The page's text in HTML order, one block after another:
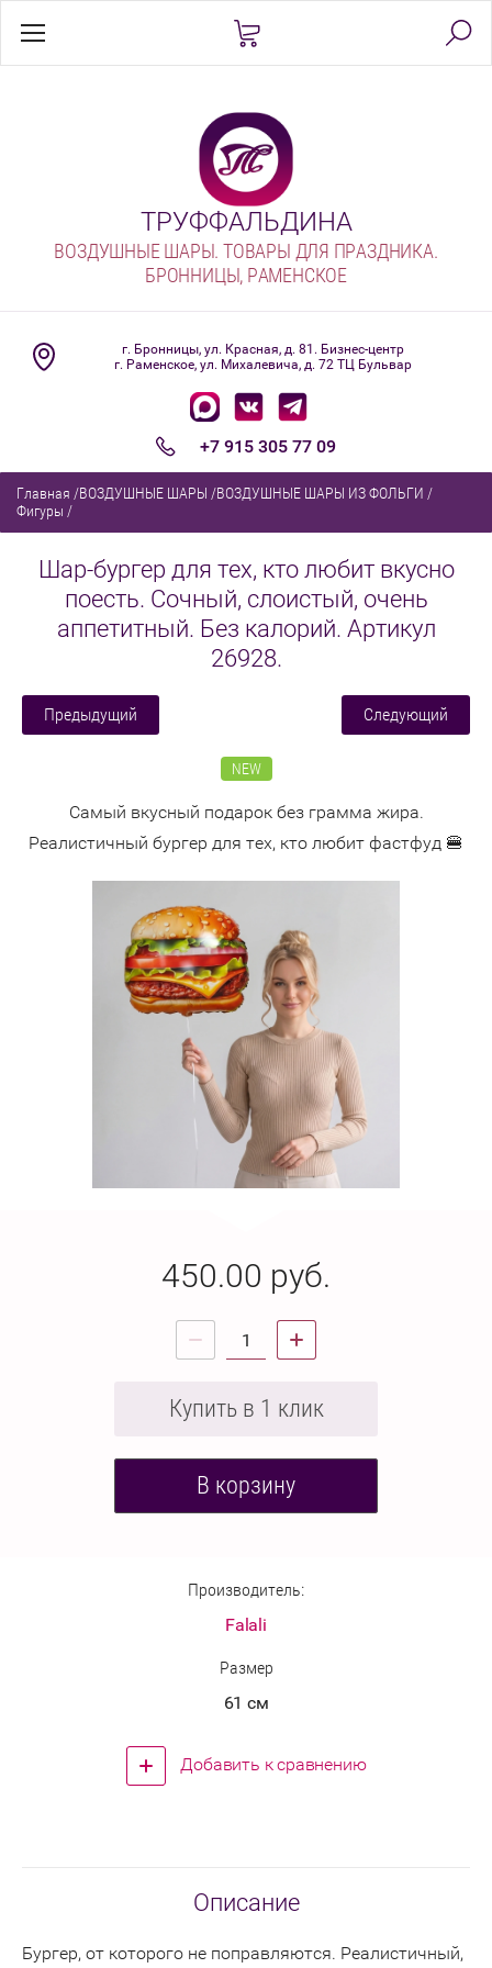
ТРУФФАЛЬДИНА
ВОЗДУШНЫЕ ШАРЫ. ТОВАРЫ ДЛЯ ПРАЗДНИКА.
БРОННИЦЫ, РАМЕНСКОЕ
г. Бронницы, ул. Красная, д. 81. Бизнес-центр
г. Раменское, ул. Михалевича, д. 72 ТЦ Бульвар
+7 915 305 77 09
Главная /ВОЗДУШНЫЕ ШАРЫ /ВОЗДУШНЫЕ ШАРЫ ИЗ ФОЛЬГИ /
Фигуры /
Шар-бургер для тех, кто любит вкусно
поесть. Сочный, слоистый, очень
аппетитный. Без калорий. Артикул
26928.
Предыдущий Следующий
NEW
Самый вкусный подарок без грамма жира.
Реалистичный бургер для тех, кто любит фастфуд 🍔
450.00 руб.
Купить в 1 клик
В корзину
Производитель:
Falali
Размер
61 см
Добавить к сравнению
Описание
Бургер, от которого не поправляются. Реалистичный,